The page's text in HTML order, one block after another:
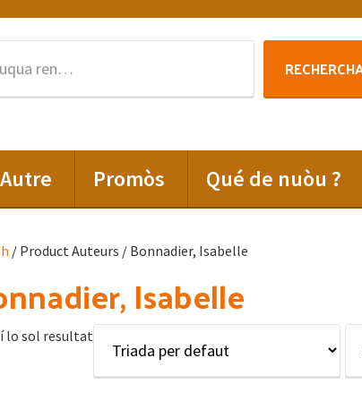
:
Autre Promòs Qué de nuòu ?
/ Product Auteurs / Bonnadier, Isabelle
Isabelle
lo sol resultat